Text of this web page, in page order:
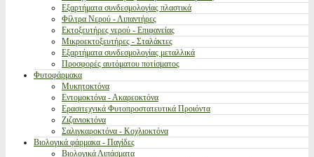
Εξαρτήματα συνδεσμολογίας πλαστικά
Φίλτρα Νερού - Λιπαντήρες
Εκτοξευτήρες νερού - Επιφανείας
Μικροεκτοξευτήρες - Σταλάκτες
Εξαρτήματα συνδεσμολογίας μεταλλικά
Προσφορές αυτόματου ποτίσματος
Φυτοφάρμακα
Μυκητοκτόνα
Εντομοκτόνα - Ακαρεοκτόνα
Ερασιτεχνικά Φυτοπροστατευτικά Προιόντα
Ζιζανιοκτόνα
Σαλιγκαροκτόνα - Κοχλιοκτόνα
Βιολογικά φάρμακα - Παγίδες
Βιολογικά Λιπάσματα